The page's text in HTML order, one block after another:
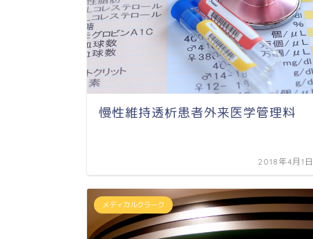
慢性維持透析患者外来医学管理料
2018年4月1日
メディカルクラーク